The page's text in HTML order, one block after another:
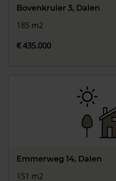
Bovenkruier 3, Dalen
185 m2
€ 435.000
Emmerweg 14, Dalen
151 m2